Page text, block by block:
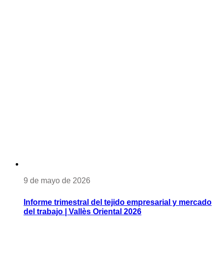
9 de mayo de 2026
Informe trimestral del tejido empresarial y mercado
del trabajo | Vallès Oriental 2026